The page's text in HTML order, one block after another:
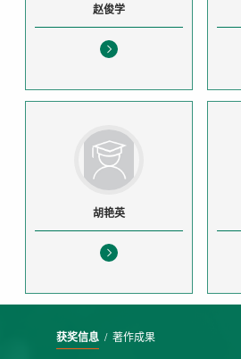
赵俊学
胡艳英
获奖信息/ 著作成果